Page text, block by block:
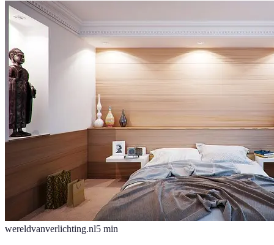
wereldvanverlichting.nl5 min